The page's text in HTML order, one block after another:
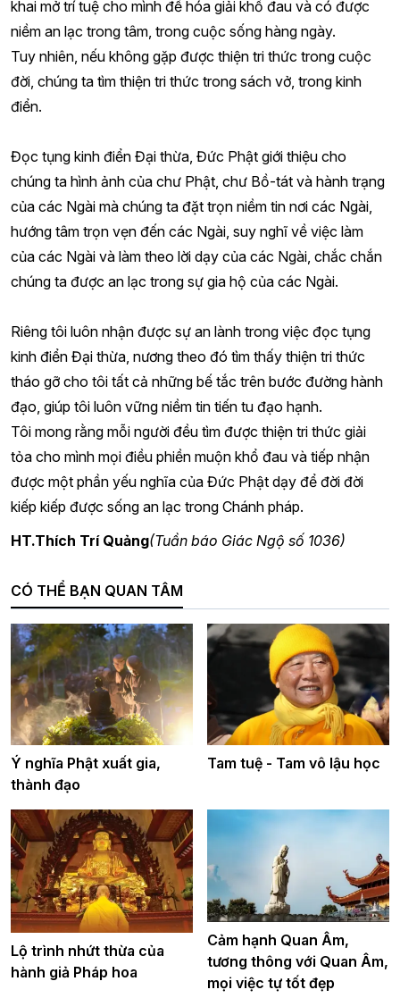
khai mở trí tuệ cho mình để hóa giải khổ đau và có được
niềm an lạc trong tâm, trong cuộc sống hàng ngày.
Tuy nhiên, nếu không gặp được thiện tri thức trong cuộc
đời, chúng ta tìm thiện tri thức trong sách vở, trong kinh
điển.
Đọc tụng kinh điển Đại thừa, Đức Phật giới thiệu cho
chúng ta hình ảnh của chư Phật, chư Bồ-tát và hành trạng
của các Ngài mà chúng ta đặt trọn niềm tin nơi các Ngài,
hướng tâm trọn vẹn đến các Ngài, suy nghĩ về việc làm
của các Ngài và làm theo lời dạy của các Ngài, chắc chắn
chúng ta được an lạc trong sự gia hộ của các Ngài.
Riêng tôi luôn nhận được sự an lành trong việc đọc tụng
kinh điển Đại thừa, nương theo đó tìm thấy thiện tri thức
tháo gỡ cho tôi tất cả những bế tắc trên bước đường hành
đạo, giúp tôi luôn vững niềm tin tiến tu đạo hạnh.
Tôi mong rằng mỗi người đều tìm được thiện tri thức giải
tỏa cho mình mọi điều phiền muộn khổ đau và tiếp nhận
được một phần yếu nghĩa của Đức Phật dạy để đời đời
kiếp kiếp được sống an lạc trong Chánh pháp.
HT.Thích Trí Quảng(Tuần báo Giác Ngộ số 1036)
CÓ THỂ BẠN QUAN TÂM
Ý nghĩa Phật xuất gia,
thành đạo
Tam tuệ - Tam vô lậu học
Lộ trình nhứt thừa của
hành giả Pháp hoa
Cảm hạnh Quan Âm,
tương thông với Quan Âm,
mọi việc tự tốt đẹp